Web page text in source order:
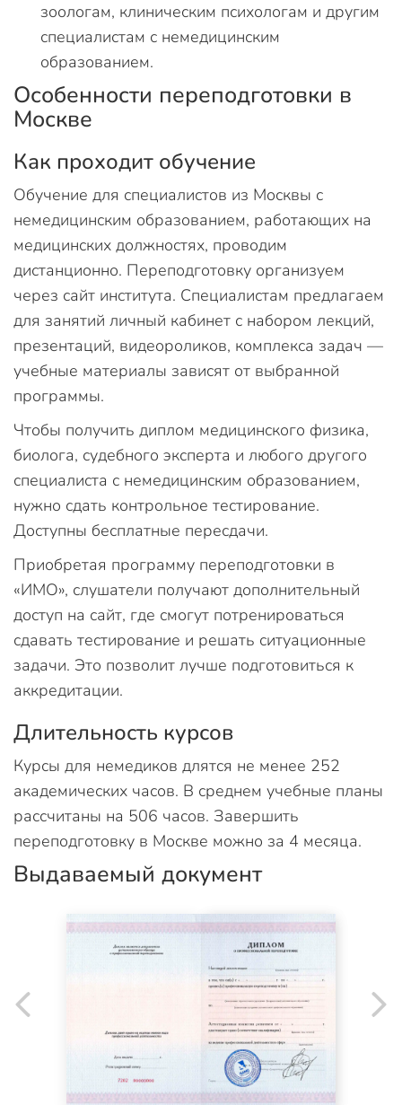
зоологам, клиническим психологам и другим
специалистам с немедицинским
образованием.
Особенности переподготовки в
Москве
Как проходит обучение
Обучение для специалистов из Москвы с
немедицинским образованием, работающих на
медицинских должностях, проводим
дистанционно. Переподготовку организуем
через сайт института. Специалистам предлагаем
для занятий личный кабинет с набором лекций,
презентаций, видеороликов, комплекса задач —
учебные материалы зависят от выбранной
программы.
Чтобы получить диплом медицинского физика,
биолога, судебного эксперта и любого другого
специалиста с немедицинским образованием,
нужно сдать контрольное тестирование.
Доступны бесплатные пересдачи.
Приобретая программу переподготовки в
«ИМО», слушатели получают дополнительный
доступ на сайт, где смогут потренироваться
сдавать тестирование и решать ситуационные
задачи. Это позволит лучше подготовиться к
аккредитации.
Длительность курсов
Курсы для немедиков длятся не менее 252
академических часов. В среднем учебные планы
рассчитаны на 506 часов. Завершить
переподготовку в Москве можно за 4 месяца.
Выдаваемый документ